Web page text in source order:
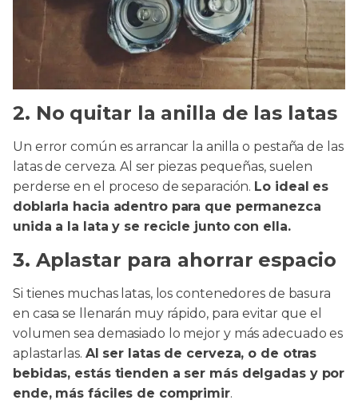
2. No quitar la anilla de las latas
Un error común es arrancar la anilla o pestaña de las
latas de cerveza. Al ser piezas pequeñas, suelen
perderse en el proceso de separación. Lo ideal es
doblarla hacia adentro para que permanezca
unida a la lata y se recicle junto con ella.
3. Aplastar para ahorrar espacio
Si tienes muchas latas, los contenedores de basura
en casa se llenarán muy rápido, para evitar que el
volumen sea demasiado lo mejor y más adecuado es
aplastarlas. Al ser latas de cerveza, o de otras
bebidas, estás tienden a ser más delgadas y por
ende, más fáciles de comprimir.